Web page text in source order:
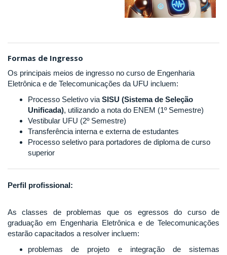
Formas de Ingresso
Os principais meios de ingresso no curso de Engenharia
Eletrônica e de Telecomunicações da UFU incluem:
Processo Seletivo via SISU (Sistema de Seleção
Unificada), utilizando a nota do ENEM (1º Semestre)
Vestibular UFU (2º Semestre)
Transferência interna e externa de estudantes
Processo seletivo para portadores de diploma de curso
superior
Perfil profissional:
As classes de problemas que os egressos do curso de
graduação em Engenharia Eletrônica e de Telecomunicações
estarão capacitados a resolver incluem:
problemas de projeto e integração de sistemas